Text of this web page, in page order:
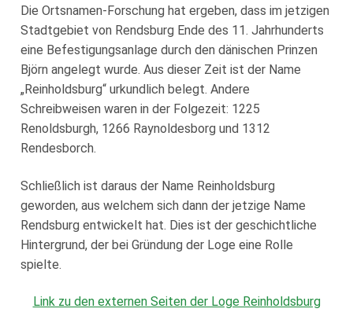
Loge Jade Veritas, Wilhelmshaven
Loge Peredur, Kassel
Loge Zur Bundestreue, Wolfenbüttel
Die Ortsnamen-Forschung hat ergeben, dass im jetzigen
Stadtgebiet von Rendsburg Ende des 11. Jahrhunderts
eine Befestigungsanlage durch den dänischen Prinzen
Björn angelegt wurde. Aus dieser Zeit ist der Name
„Reinholdsburg“ urkundlich belegt. Andere
Schreibweisen waren in der Folgezeit: 1225
Renoldsburgh, 1266 Raynoldesborg und 1312
Rendesborch.
Schließlich ist daraus der Name Reinholdsburg
geworden, aus welchem sich dann der jetzige Name
Rendsburg entwickelt hat. Dies ist der geschichtliche
Hintergrund, der bei Gründung der Loge eine Rolle
spielte.
Link zu den externen Seiten der Loge Reinholdsburg